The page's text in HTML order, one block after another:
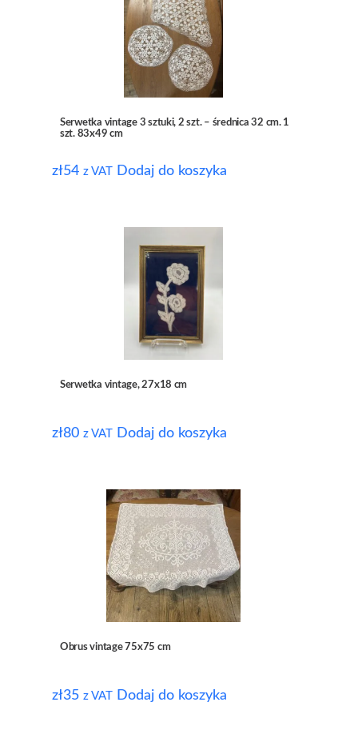
Serwetka vintage 3 sztuki, 2 szt. – średnica 32 cm. 1
szt. 83x49 cm
zł54 z VAT Dodaj do koszyka
Serwetka vintage, 27x18 cm
zł80 z VAT Dodaj do koszyka
Obrus vintage 75x75 cm
zł35 z VAT Dodaj do koszyka